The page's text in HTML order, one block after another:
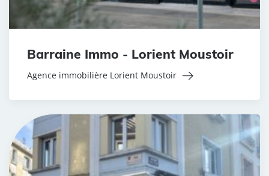
Barraine Immo - Lorient Moustoir
Agence immobilière Lorient Moustoir